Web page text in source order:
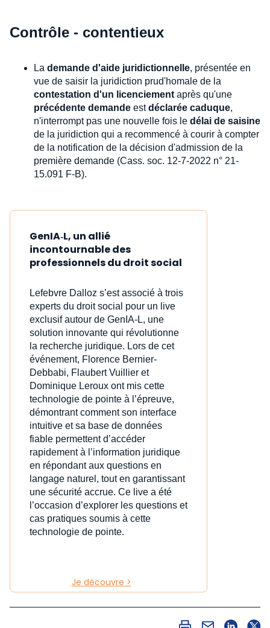
Contrôle - contentieux
La demande d'aide juridictionnelle, présentée en
vue de saisir la juridiction prud'homale de la
contestation d'un licenciement après qu'une
précédente demande estdéclarée caduque,
n'interrompt pas une nouvelle fois le délai de saisine
de la juridiction qui a recommencé à courir à compter
de la notification de la décision d'admission de la
première demande (Cass. soc. 12-7-2022 n° 21-
15.091 F-B).
GenIA‑L, un allié
incontournable des
professionnels du droit social
Lefebvre Dalloz s’est associé à trois
experts du droit social pour un live
exclusif autour de GenIA‑L, une
solution innovante qui révolutionne
la recherche juridique. Lors de cet
événement, Florence Bernier-
Debbabi, Flaubert Vuillier et
Dominique Leroux ont mis cette
technologie de pointe à l’épreuve,
démontrant comment son interface
intuitive et sa base de données
fiable permettent d’accéder
rapidement à l’information juridique
en répondant aux questions en
langage naturel, tout en garantissant
une sécurité accrue. Ce live a été
l’occasion d’explorer les questions et
cas pratiques soumis à cette
technologie de pointe.
Je découvre >